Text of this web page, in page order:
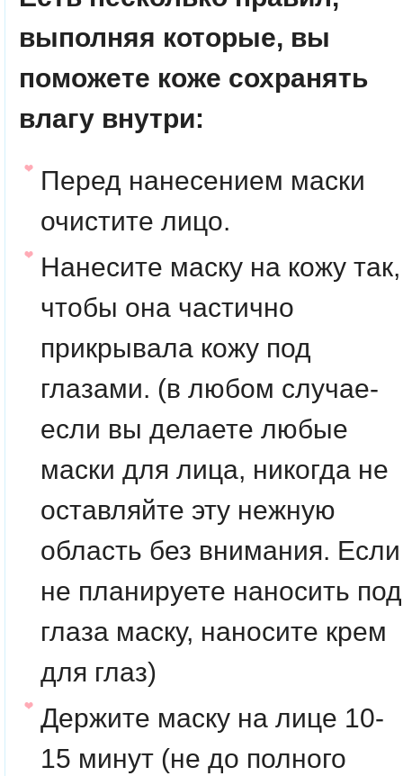
выполняя которые, вы
поможете коже сохранять
влагу внутри:
Перед нанесением маски
очистите лицо.
Нанесите маску на кожу так,
чтобы она частично
прикрывала кожу под
глазами. (в любом случае-
если вы делаете любые
маски для лица, никогда не
оставляйте эту нежную
область без внимания. Если
не планируете наносить под
глаза маску, наносите крем
для глаз)
Держите маску на лице 10-
15 минут (не до полного